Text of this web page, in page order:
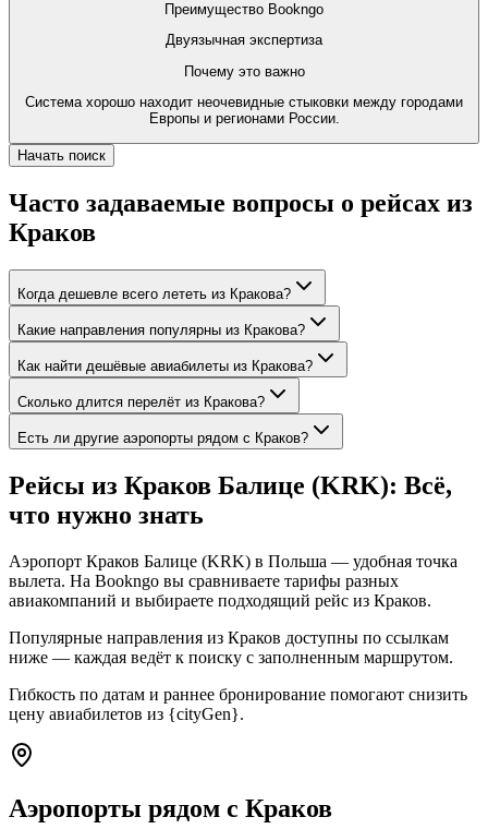
Преимущество Bookngo
Двуязычная экспертиза
Почему это важно
Система хорошо находит неочевидные стыковки между городами
Европы и регионами России.
Начать поиск
Часто задаваемые вопросы о рейсах из
Краков
Когда дешевле всего лететь из Кракова?
Какие направления популярны из Кракова?
Как найти дешёвые авиабилеты из Кракова?
Сколько длится перелёт из Кракова?
Есть ли другие аэропорты рядом с Краков?
Рейсы из Краков Балице (KRK): Всё,
что нужно знать
Аэропорт Краков Балице (KRK) в Польша — удобная точка
вылета. На Bookngo вы сравниваете тарифы разных
авиакомпаний и выбираете подходящий рейс из Краков.
Популярные направления из Краков доступны по ссылкам
ниже — каждая ведёт к поиску с заполненным маршрутом.
Гибкость по датам и раннее бронирование помогают снизить
цену авиабилетов из {cityGen}.
Аэропорты рядом с Краков